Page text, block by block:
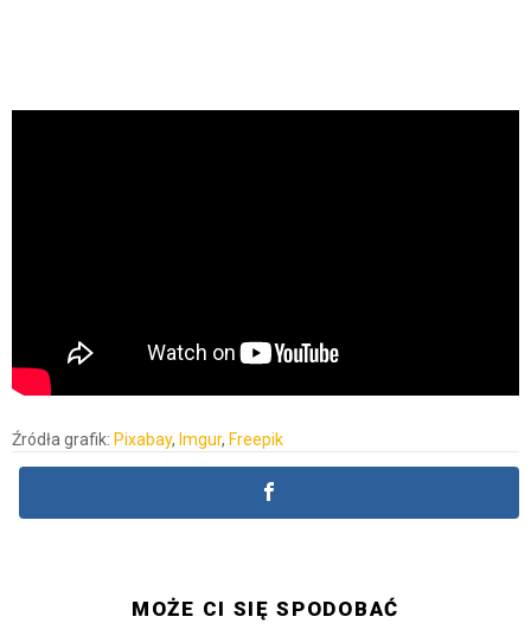
Źródła grafik: Pixabay, Imgur, Freepik
MOŻE CI SIĘ SPODOBAĆ